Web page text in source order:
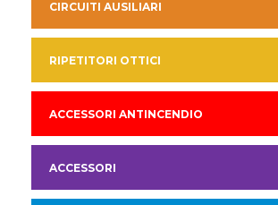
CIRCUITI AUSILIARI
RIPETITORI OTTICI
ACCESSORI ANTINCENDIO
ACCESSORI